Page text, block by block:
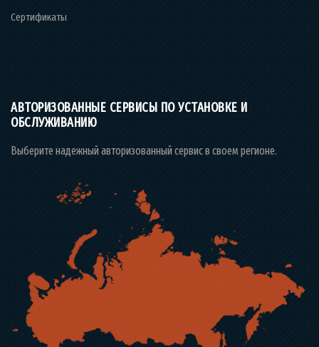
Сертификаты
АВТОРИЗОВАННЫЕ СЕРВИСЫ ПО УСТАНОВКЕ И
ОБСЛУЖИВАНИЮ
Выберите надежный авторизованный сервис в своем регионе.